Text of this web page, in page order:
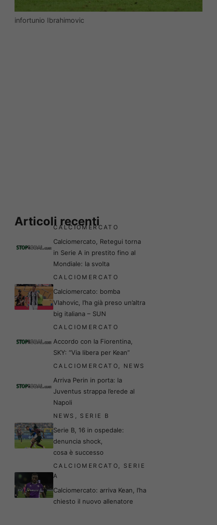
infortunio Ibrahimovic
Articoli recenti
CALCIOMERCATO
Calciomercato, Retegui torna
in Serie A in prestito fino al
Mondiale: la svolta
CALCIOMERCATO
Calciomercato: bomba
Vlahovic, l’ha già preso un’altra
big italiana – SUN
CALCIOMERCATO
Accordo con la Fiorentina,
SKY: “Via libera per Kean”
CALCIOMERCATO, NEWS
Arriva Perin in porta: la
Juventus strappa l’erede al
Napoli
NEWS , SERIE B
Serie B, 16 in ospedale:
denuncia shock,
cosa è successo
CALCIOMERCATO, SERIE
A
Calciomercato: arriva Kean, l’ha
chiesto il nuovo allenatore